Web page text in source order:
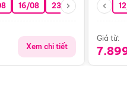
16/08 23/08 30/08
Xem chi tiết
Giá từ: